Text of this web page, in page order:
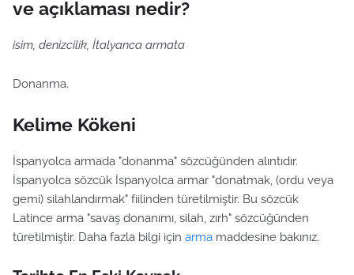
ve açıklaması nedir?
isim, denizcilik, İtalyanca armata
Donanma.
Kelime Kökeni
İspanyolca armada "donanma" sözcüğünden alıntıdır.
İspanyolca sözcük İspanyolca armar "donatmak, (ordu veya
gemi) silahlandırmak" fiilinden türetilmiştir. Bu sözcük
Latince arma "savaş donanımı, silah, zırh" sözcüğünden
türetilmiştir. Daha fazla bilgi için arma maddesine bakınız.